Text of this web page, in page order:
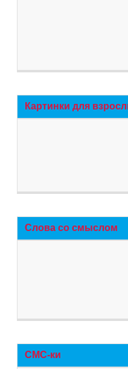
Картинки для
Слова со смыслом
СМС-ки